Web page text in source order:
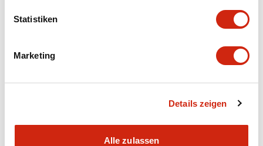
Statistiken
Marketing
Details zeigen
Alle zulassen
Electrical Specifications (rated illuminated